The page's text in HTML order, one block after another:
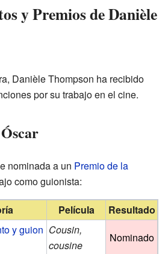
y Premios de Danièle
Danièle Thompson ha recibido
por su trabajo en el cine.
nominada a un Premio de la
como guionista:
Película
Resultado
y guion Cousin,
cousine
Nominado